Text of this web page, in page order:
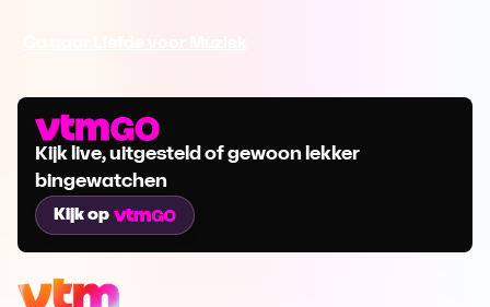
Kijk live, uitgesteld of gewoon lekker
bingewatchen
Kijk op